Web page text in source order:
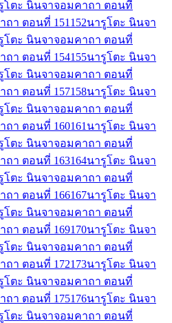
โตะ นินจาจอมคาถา ตอนที่
ถา ตอนที่ 151 152นารูโตะ นินจา
โตะ นินจาจอมคาถา ตอนที่
ถา ตอนที่ 154155นารูโตะ นินจา
โตะ นินจาจอมคาถา ตอนที่
ถา ตอนที่ 157158นารูโตะ นินจา
โตะ นินจาจอมคาถา ตอนที่
ถา ตอนที่ 160161 นารูโตะ นินจา
โตะ นินจาจอมคาถา ตอนที่
ถา ตอนที่ 163164นารูโตะ นินจา
โตะ นินจาจอมคาถา ตอนที่
ถา ตอนที่ 166167นารูโตะ นินจา
โตะ นินจาจอมคาถา ตอนที่
ถา ตอนที่ 169170นารูโตะ นินจา
โตะ นินจาจอมคาถา ตอนที่
ถา ตอนที่ 172173นารูโตะ นินจา
โตะ นินจาจอมคาถา ตอนที่
ถา ตอนที่ 175176นารูโตะ นินจา
โตะ นินจาจอมคาถา ตอนที่